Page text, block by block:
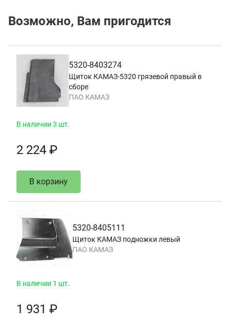
Возможно, Вам пригодится
5320-8403274
Щиток КАМАЗ-5320 грязевой правый в
сборе
ПАО КАМАЗ
В наличии 3 шт.
2 224 ₽
В корзину
5320-8405111
Щиток КАМАЗ подножки левый
ПАО КАМАЗ
В наличии 1 шт.
1 931 ₽